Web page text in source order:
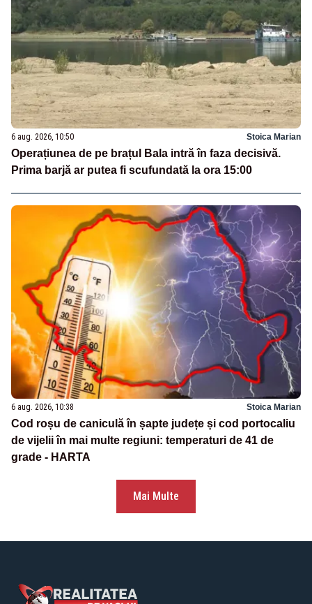
6 aug. 2026, 10:50 Stoica Marian
Operațiunea de pe brațul Bala intră în faza decisivă.
Prima barjă ar putea fi scufundată la ora 15:00
6 aug. 2026, 10:38 Stoica Marian
Cod roșu de caniculă în șapte județe și cod portocaliu
de vijelii în mai multe regiuni: temperaturi de 41 de
grade - HARTA
Mai Multe